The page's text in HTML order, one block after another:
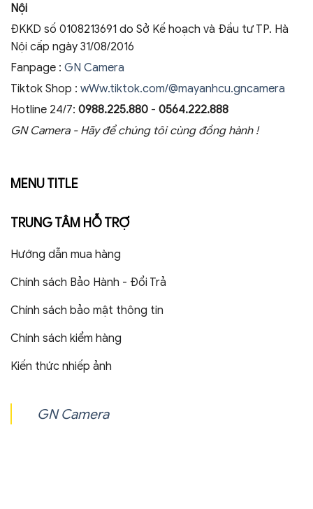
Nội
ĐKKD số 0108213691 do Sở Kế hoạch và Đầu tư TP. Hà
Nội cấp ngày 31/08/2016
Fanpage : GN Camera
Tiktok Shop : wWw.tiktok.com/@mayanhcu.gncamera
Hotline 24/7: 0988.225.880 - 0564.222.888
GN Camera - Hãy để chúng tôi cùng đồng hành !
MENU TITLE
TRUNG TÂM HỖ TRỢ
Hướng dẫn mua hàng
Chính sách Bảo Hành - Đổi Trả
Chính sách bảo mật thông tin
Chính sách kiểm hàng
Kiến thức nhiếp ảnh
GN Camera